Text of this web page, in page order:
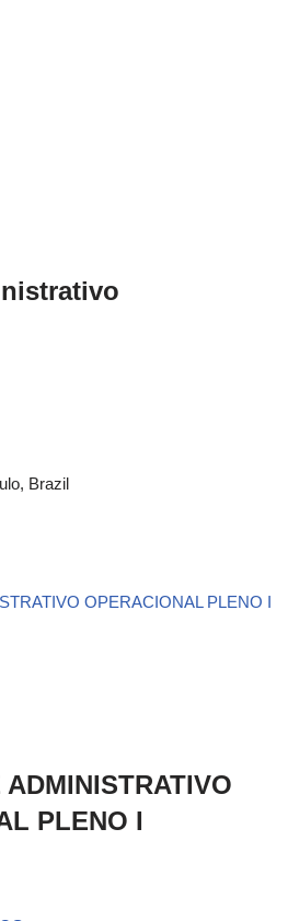
Brazil
OPERACIONAL PLENO I
PLENO I